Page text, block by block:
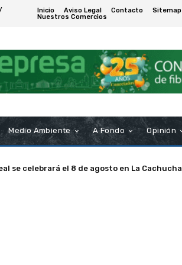
Inicio Aviso Legal Contacto
Sitemap
Nuestros Comercios
Medio Ambiente A Fondo Opinión
se celebrará el 8 de agosto en La Cachucha